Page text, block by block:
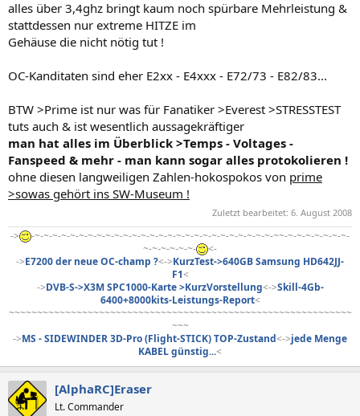
alles über 3,4ghz bringt kaum noch spürbare Mehrleistung &
stattdessen nur extreme HITZE im
Gehäuse die nicht nötig tut !
OC-Kanditaten sind eher E2xx - E4xxx - E72/73 - E82/83...
BTW >Prime ist nur was für Fanatiker >Everest >STRESSTEST
tuts auch & ist wesentlich aussagekräftiger
man hat alles im Überblick >Temps - Voltages -
Fanspeed & mehr - man kann sogar alles protokolieren !
ohne diesen langweiligen Zahlen-hokospokos von prime
>sowas gehört ins SW-Museum !
Zuletzt bearbeitet: 6. August 2008
->
-~-~-~-~-~-~-~-~-~-~-~-~-~-~-~-~-~-~-~-~-~-~-~-~-~-~-~-~~-~-~-~-~-~-~-~-
~-~-~-~-~-~-
<-
->E7200 der neue OC-champ ?<->KurzTest->640GB Samsung HD642JJ-
F1<
->DVB-S->X3M SPC1000-Karte >KurzVorstellung<->Skill-4Gb-
6400+8000kits-Leistungs-Report<
~~~~~~~~~~~~~~~~~~~~~~~~~~~~~~~~~~~~~~~~~~~~~~~~~~~~~~~~~~~~~
~~~
->MS - SIDEWINDER 3D-Pro (Flight-STICK) TOP-Zustand<->jede Menge
KABEL günstig...<​
[AlphaRC]Eraser
Lt. Commander